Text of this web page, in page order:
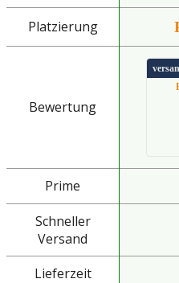
Platzierung
Bewertung
Prime
Schneller
Versand
Lieferzeit